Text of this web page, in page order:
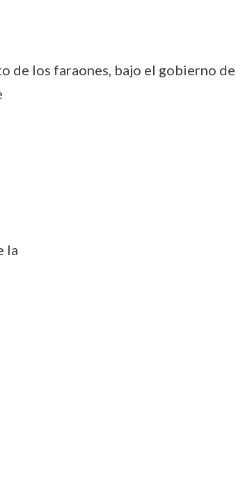
de los faraones, bajo el gobierno de
la